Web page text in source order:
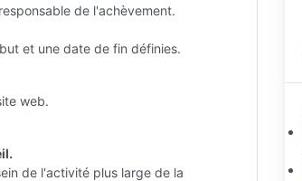
de l'achèvement.
et une date de fin définies.
web.
de l'activité plus large de la